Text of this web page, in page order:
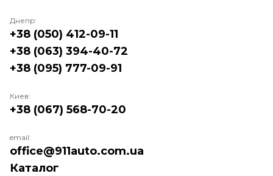
Каталог
Днепр:
+38 (050) 412-09-11
+38 (063) 394-40-72
+38 (095) 777-09-91
Киев:
+38 (067) 568-70-20
email:
office@911auto.com.ua